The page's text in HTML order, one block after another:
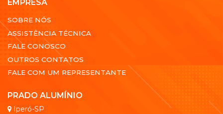
EMPRESA
SOBRE NÓS
ASSISTÊNCIA TÉCNICA
FALE CONOSCO
OUTROS CONTATOS
FALE COM UM REPRESENTANTE
PRADO ALUMÍNIO
Iperó-SP